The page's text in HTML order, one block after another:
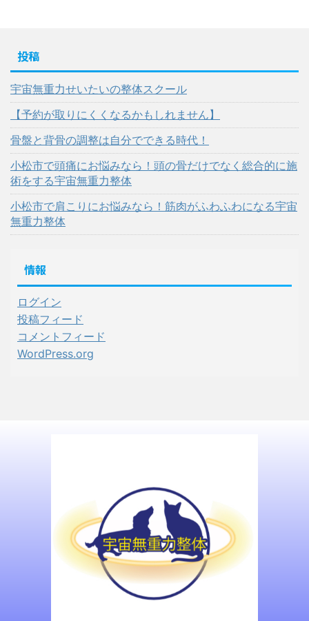
投稿
宇宙無重力せいたいの整体スクール
【予約が取りにくくなるかもしれません】
骨盤と背骨の調整は自分でできる時代！
小松市で頭痛にお悩みなら！頭の骨だけでなく総合的に施
術をする宇宙無重力整体
小松市で肩こりにお悩みなら！筋肉がふわふわになる宇宙
無重力整体
情報
ログイン
投稿フィード
コメントフィード
WordPress.org